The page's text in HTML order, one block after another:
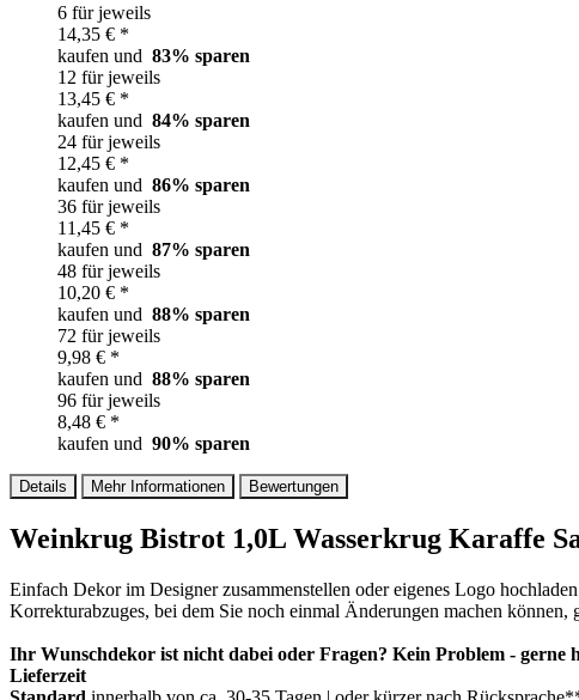
6 für jeweils
14,35 € *
kaufen und 83% sparen
12 für jeweils
13,45 € *
kaufen und 84% sparen
24 für jeweils
12,45 € *
kaufen und 86% sparen
36 für jeweils
11,45 € *
kaufen und 87% sparen
48 für jeweils
10,20 € *
kaufen und 88% sparen
72 für jeweils
9,98 € *
kaufen und 88% sparen
96 für jeweils
8,48 € *
kaufen und 90% sparen
Details Mehr Informationen Bewertungen
Weinkrug Bistrot 1,0L Wasserkrug Karaffe
Einfach Dekor im Designer zusammenstellen oder eigenes Logo
Korrekturabzuges, bei dem Sie noch einmal Änderungen machen können,
Ihr Wunschdekor ist nicht dabei oder Fragen? Kein Problem - gerne
Lieferzeit